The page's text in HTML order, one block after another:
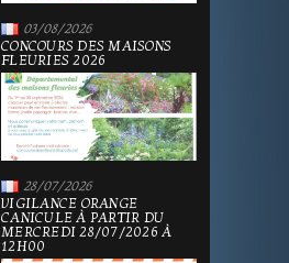
03/08/2026
CONCOURS DES MAISONS
FLEURIES 2026
28/07/2026
VIGILANCE ORANGE
CANICULE À PARTIR DU
MERCREDI 28/07/2026 À
12H00